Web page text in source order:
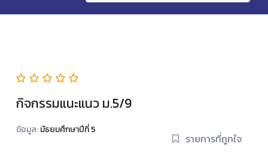
กิจกรรมแนะแนว ม.5/9
ข้อมูล:มัธยมศึกษาปีที่ 5
รายการที่ถูกใจ